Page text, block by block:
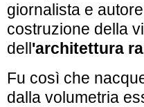
giornalista e
costruzione della
dell'architettura
Fu così che
dalla volumetria